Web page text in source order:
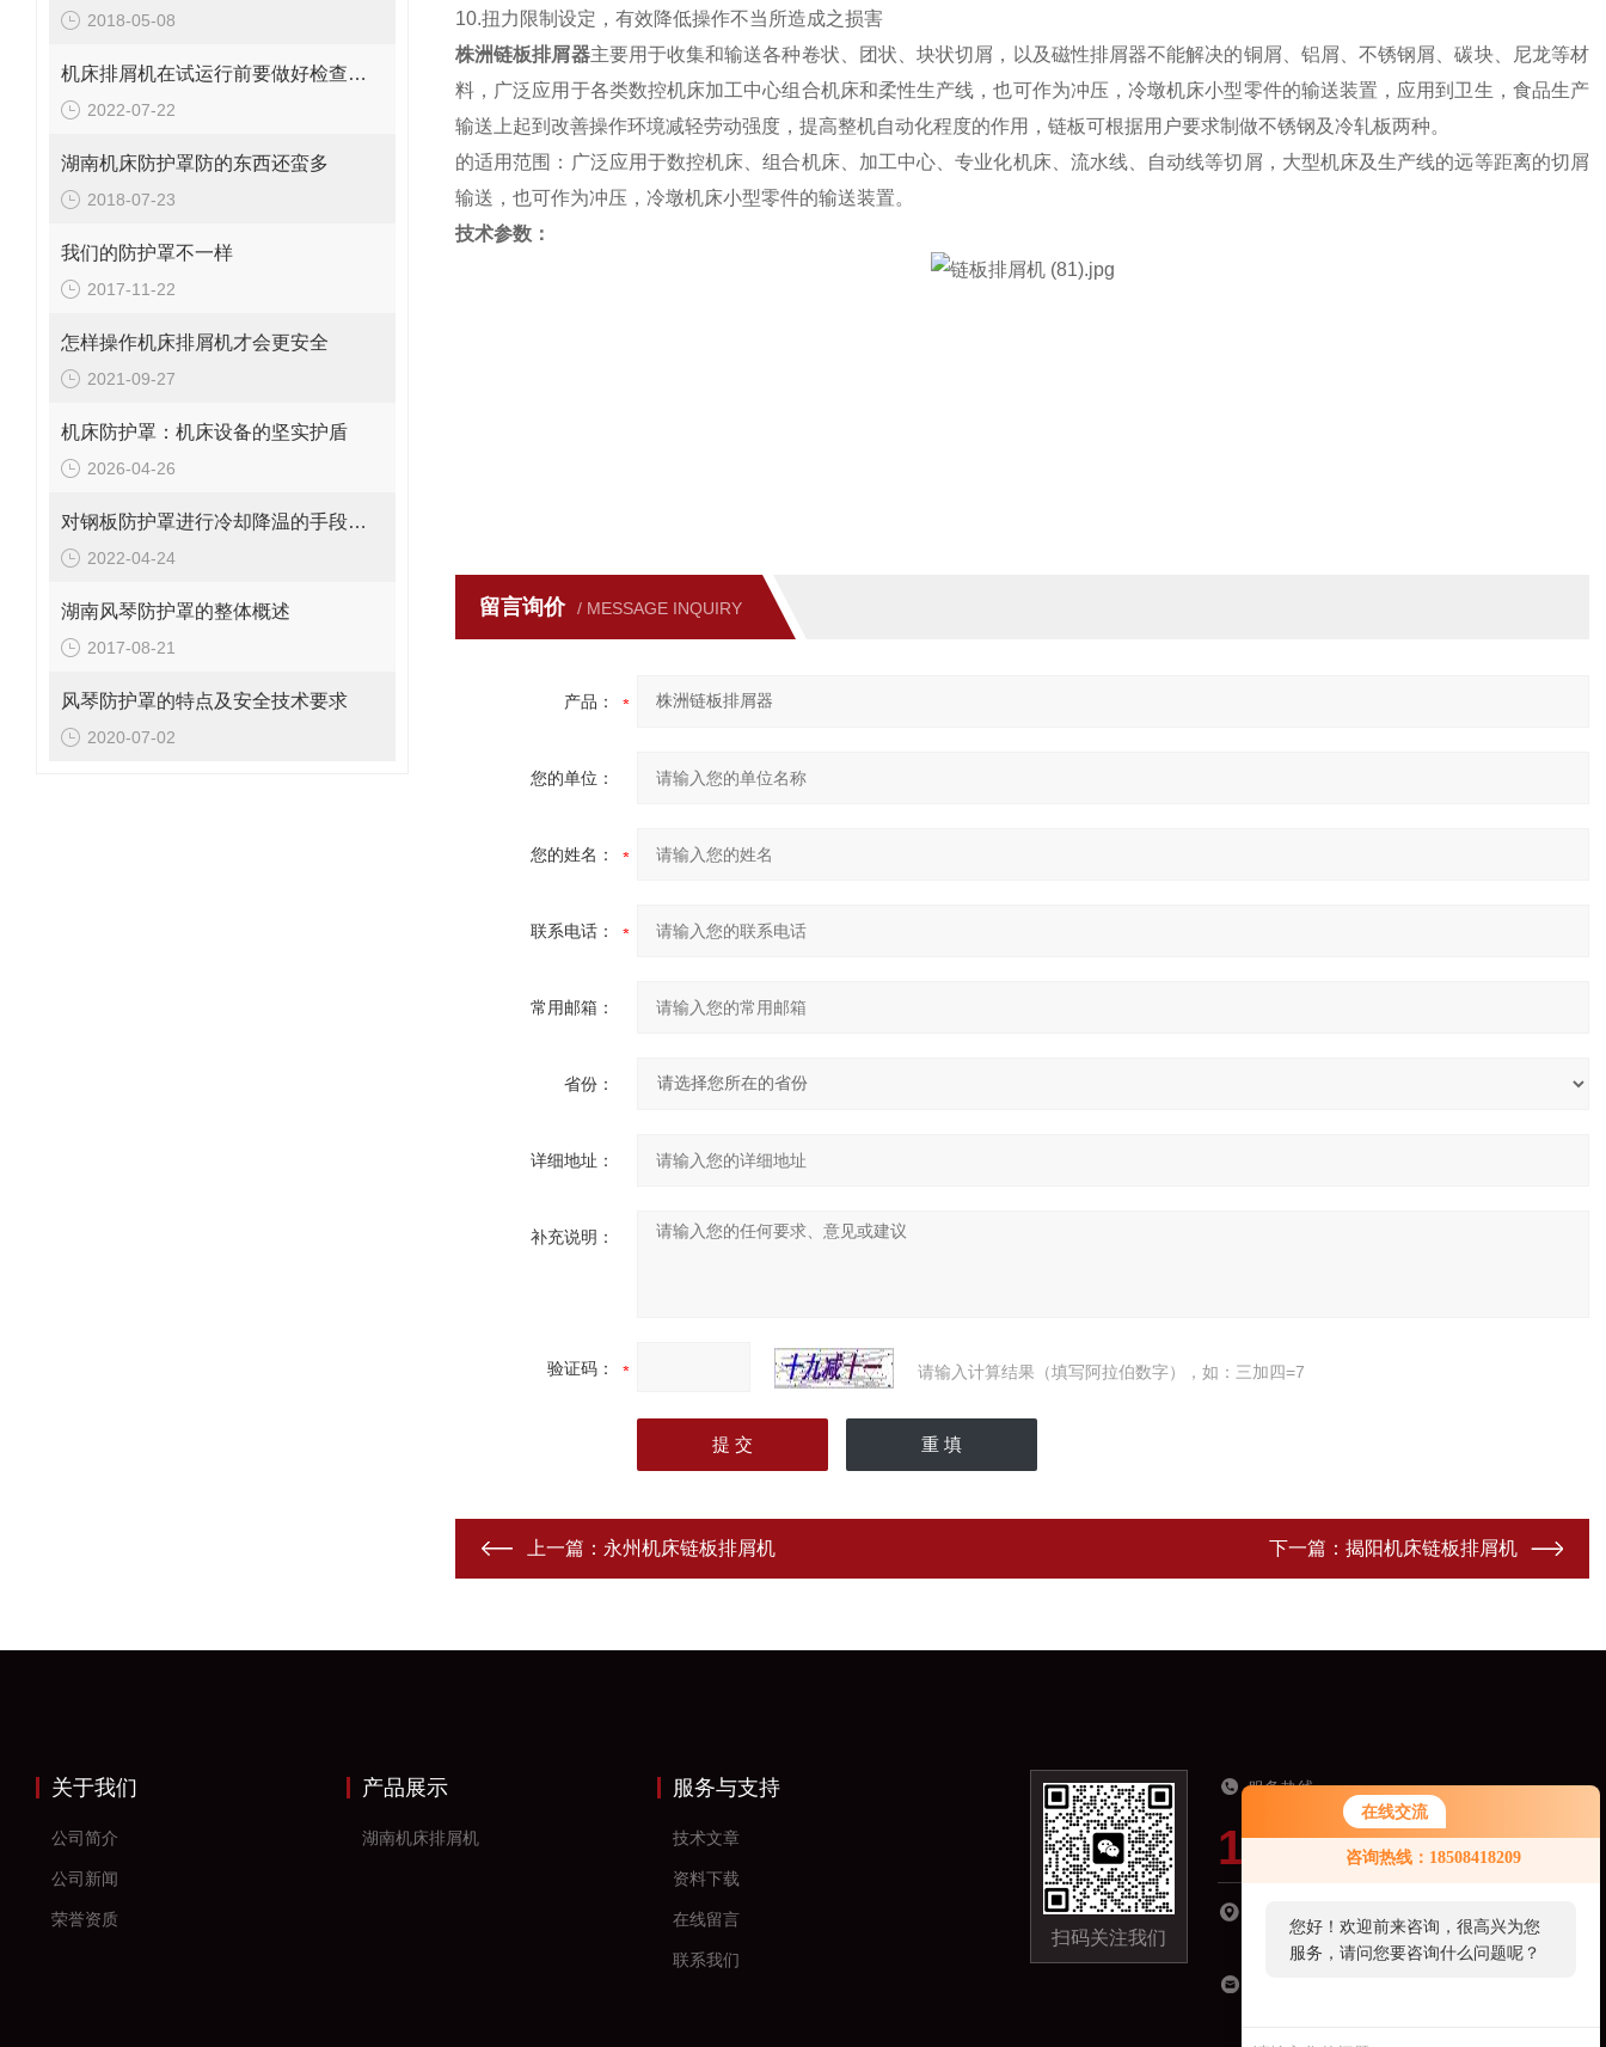
在线交流
咨询热线：18508418209
您好！欢迎前来咨询，很高兴为您
服务，请问您要咨询什么问题呢？
了需求产品，您可以直接在线与我
2018-05-08
机床排屑机在试运行前要做好检查工作
2022-07-22
湖南机床防护罩防的东西还蛮多
2018-07-23
我们的防护罩不一样
2017-11-22
怎样操作机床排屑机才会更安全
2021-09-27
机床防护罩：机床设备的坚实护盾
2026-04-26
对钢板防护罩进行冷却降温的手段有哪些？
2022-04-24
湖南风琴防护罩的整体概述
2017-08-21
风琴防护罩的特点及安全技术要求
2020-07-02
10.扭力限制设定，有效降低操作不当所造成之损害
株洲链板排屑器主要用于收集和输送各种卷状、团状、块状切屑，以及磁性排屑器不能解决的铜屑、铝屑、不锈钢屑、碳块、尼龙等材
料，广泛应用于各类数控机床加工中心组合机床和柔性生产线，也可作为冲压，冷墩机床小型零件的输送装置，应用到卫生，食品生产
输送上起到改善操作环境减轻劳动强度，提高整机自动化程度的作用，链板可根据用户要求制做不锈钢及冷轧板两种。
的适用范围：广泛应用于数控机床、组合机床、加工中心、专业化机床、流水线、自动线等切屑，大型机床及生产线的远等距离的切屑
输送，也可作为冲压，冷墩机床小型零件的输送装置。
技术参数：
留言询价 / MESSAGE INQUIRY
产品：
您的单位：
您的姓名：
联系电话：
常用邮箱：
省份：
详细地址：
补充说明：
验证码： 请输入计算结果（填写阿拉伯数字），如：三加四=7
上一篇： 永州机床链板排屑机 下一篇： 揭阳机床链板排屑机
关于我们
公司简介
公司新闻
荣誉资质
产品展示
湖南机床排屑机
服务与支持
技术文章
资料下载
在线留言
联系我们
扫码关注我们
服务热线
19918821321
区C区-09栋301室